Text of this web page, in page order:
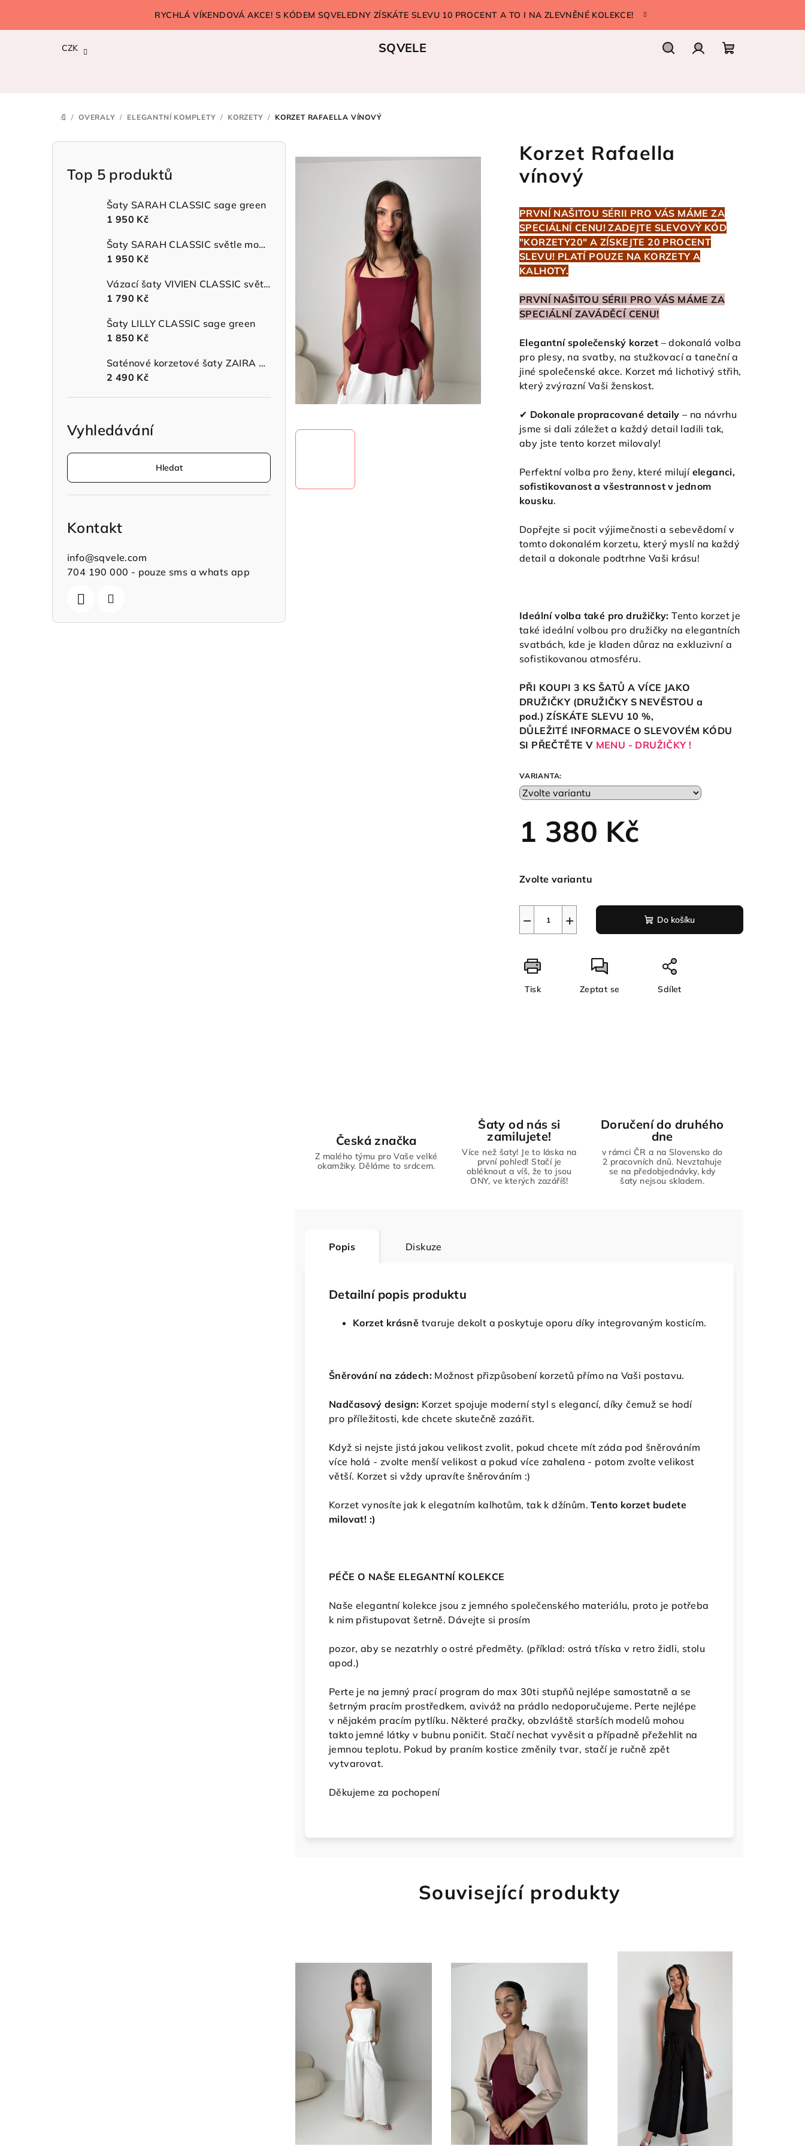
RYCHLÁ VÍKENDOVÁ AKCE! S KÓDEM SQVELEDNY ZÍSKÁTE SLEVU 10 PROCENT A TO I NA ZLEVNĚNÉ KOLEKCE!
CZK
SQVELE
DOMŮ
/ OVERALY / ELEGANTNÍ KOMPLETY / KORZETY / KORZET RAFAELLA VÍNOVÝ
P
Top 5 produktů
Šaty SARAH CLASSIC sage green
1 950 Kč
Šaty SARAH CLASSIC světle modré
1 950 Kč
Vázací šaty VIVIEN CLASSIC světle růžové
1 790 Kč
Šaty LILLY CLASSIC sage green
1 850 Kč
Saténové korzetové šaty ZAIRA MIDI s ramínky sage green
2 490 Kč
Vyhledávání
Hledat
Kontakt
info@sqvele.com
704 190 000 - pouze sms a whats app
Korzet Rafaella
vínový
PRVNÍ NAŠITOU SÉRII PRO VÁS MÁME ZA
SPECIÁLNÍ CENU! ZADEJTE SLEVOVÝ KÓD
"KORZETY20" A ZÍSKEJTE 20 PROCENT
SLEVU! PLATÍ POUZE NA KORZETY A
KALHOTY.
PRVNÍ NAŠITOU SÉRII PRO VÁS MÁME ZA
SPECIÁLNÍ ZAVÁDĚCÍ CENU!
Elegantní společenský korzet – dokonalá volba
pro plesy, na svatby, na stužkovací a taneční a
jiné společenské akce. Korzet má lichotivý střih,
který zvýrazní Vaši ženskost.
✔ Dokonale propracované detaily – na návrhu
jsme si dali záležet a každý detail ladili tak,
aby jste tento korzet milovaly!
Perfektní volba pro ženy, které milují eleganci,
sofistikovanost a všestrannost v jednom
kousku.
Dopřejte si pocit výjimečnosti a sebevědomí v
tomto dokonalém korzetu, který myslí na každý
detail a dokonale podtrhne Vaši krásu!
Ideální volba také pro družičky: Tento korzet je
také ideální volbou pro družičky na elegantních
svatbách, kde je kladen důraz na exkluzivní a
sofistikovanou atmosféru.
PŘI KOUPI 3 KS ŠATŮ A VÍCE JAKO
DRUŽIČKY (DRUŽIČKY S NEVĚSTOU a
pod.) ZÍSKÁTE SLEVU 10%,
DŮLEŽITÉ INFORMACE O SLEVOVÉM KÓDU
SI PŘEČTĚTE V MENU - DRUŽIČKY !
VARIANTA:
1 380 Kč
cena:
Zvolte variantu
+
− Do košíku
Tisk Zeptat se Sdílet
Česká značka
Z malého týmu pro Vaše velké
okamžiky. Děláme to srdcem.
Šaty od nás si
zamilujete!
Více než šaty! Je to láska na
první pohled! Stačí je
obléknout a víš, že to jsou
ONY, ve kterých zazáříš!
Doručení do druhého
dne
v rámci ČR a na Slovensko do
2 pracovních dnů. Nevztahuje
se na předobjednávky, kdy
šaty nejsou skladem.
Popis Diskuze
Detailní popis produktu
Korzet krásně tvaruje dekolt a poskytuje oporu díky integrovaným kosticím.
Šněrování na zádech: Možnost přizpůsobení korzetů přímo na Vaši postavu.
Nadčasový design: Korzet spojuje moderní styl s elegancí, díky čemuž se hodí
pro příležitosti, kde chcete skutečně zazářit.
Když si nejste jistá jakou velikost zvolit, pokud chcete mít záda pod šněrováním
více holá - zvolte menší velikost a pokud více zahalena - potom zvolte velikost
větší. Korzet si vždy upravíte šněrováním :)
Korzet vynosíte jak k elegatním kalhotům, tak k džínům.Tento korzet budete
milovat! :)
PÉČE O NAŠE ELEGANTNÍ KOLEKCE
Naše elegantní kolekce jsou z jemného společenského materiálu, proto je potřeba
k nim přistupovat šetrně. Dávejte si prosím
pozor, aby se nezatrhly o ostré předměty. (příklad: ostrá tříska v retro židli, stolu
apod.)
Perte je na jemný prací program do max 30ti stupňů nejlépe samostatně a se
šetrným pracím prostředkem, aviváž na prádlo nedoporučujeme. Perte nejlépe
v nějakém pracím pytlíku. Některé pračky, obzvláště starších modelů mohou
takto jemné látky v bubnu poničit. Stačí nechat vyvěsit a případně přežehlit na
jemnou teplotu. Pokud by praním kostice změnily tvar, stačí je ručně zpět
vytvarovat.
Děkujeme za pochopení
Související produkty